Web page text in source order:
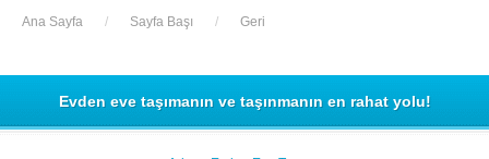
Ana Sayfa / Sayfa Başı / Geri
Evden eve taşımanın ve taşınmanın en rahat yolu!